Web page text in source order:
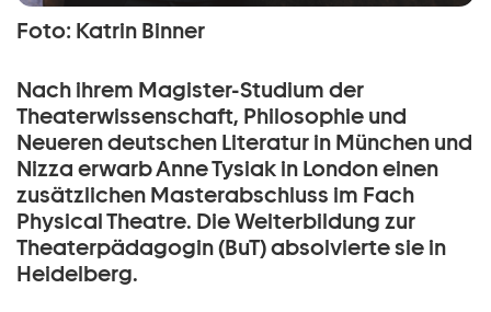
Foto: Katrin Binner
Nach ihrem Magister-Studium der
Theaterwissenschaft, Philosophie und
Neueren deutschen Literatur in München und
Nizza erwarb Anne Tysiak in London einen
zusätzlichen Masterabschluss im Fach
Physical Theatre. Die Weiterbildung zur
Theaterpädagogin (BuT) absolvierte sie in
Heidelberg.